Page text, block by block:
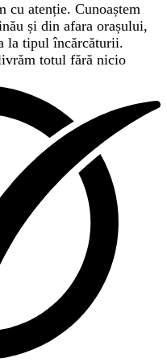
cu atenție. Cunoaștem
și din afara orașului,
la tipul încărcăturii.
totul fără nicio